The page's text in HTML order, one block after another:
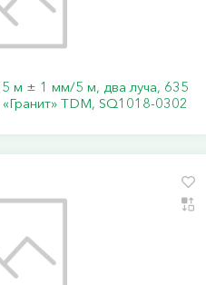
м ± 1 мм/5 м, два луча, 635
TDM, SQ1018-0302